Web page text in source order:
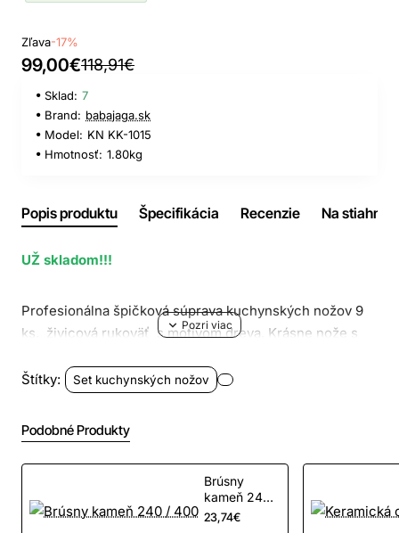
Zľava-17%
99,00€118,91€
Sklad: 7
Brand: babajaga.sk
Model: KN KK-1015
Hmotnosť: 1.80kg
Popis produktu Špecifikácia Recenzie Na
UŽ skladom!!!
Profesionálna špičková súprava kuchynských nožov 9
ks, živicová rukoväť s motívom dreva . Krásne nože s
domáce použitie, ale aj pre profesionálnych kuchárov.
pripravené na použitie.
Materiál:
Rúčka:živicová rukoväťs motívom dreva
Štítky: Set kuchynských nožov
Podobné Produkty
Brúsny
kameň 240
/ 400
23,74€